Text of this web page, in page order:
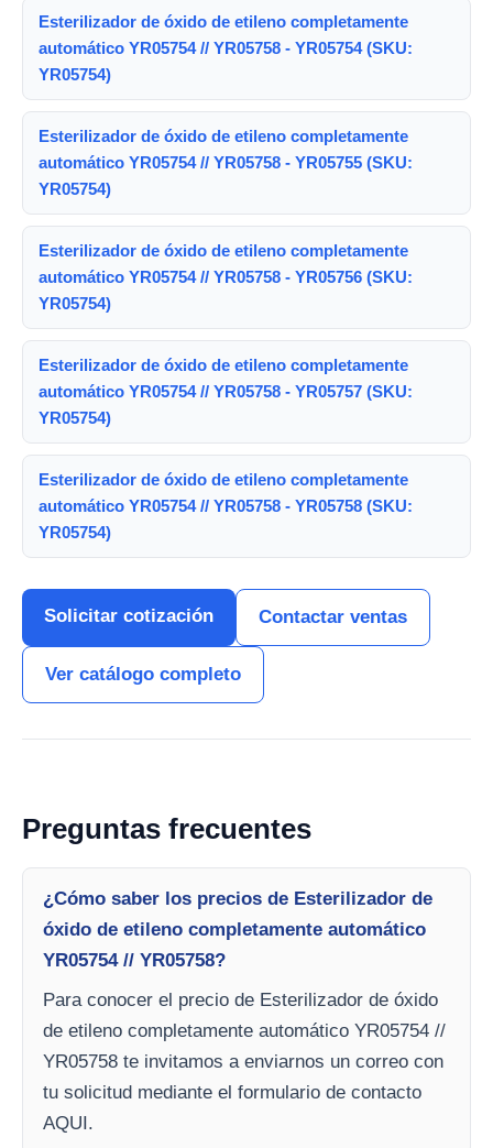
Esterilizador de óxido de etileno completamente
automático YR05754 // YR05758 - YR05754 (SKU:
YR05754)
Esterilizador de óxido de etileno completamente
automático YR05754 // YR05758 - YR05755 (SKU:
YR05754)
Esterilizador de óxido de etileno completamente
automático YR05754 // YR05758 - YR05756 (SKU:
YR05754)
Esterilizador de óxido de etileno completamente
automático YR05754 // YR05758 - YR05757 (SKU:
YR05754)
Esterilizador de óxido de etileno completamente
automático YR05754 // YR05758 - YR05758 (SKU:
YR05754)
Solicitar cotización Contactar ventas
Ver catálogo completo
Preguntas frecuentes
¿Cómo saber los precios de Esterilizador de
óxido de etileno completamente automático
YR05754 // YR05758?
Para conocer el precio de Esterilizador de óxido
de etileno completamente automático YR05754 //
YR05758 te invitamos a enviarnos un correo con
tu solicitud mediante el formulario de contacto
AQUI.